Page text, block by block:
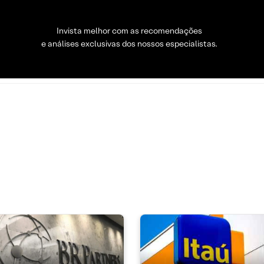
Invista melhor com as recomendações
e análises exclusivas dos nossos especialistas.